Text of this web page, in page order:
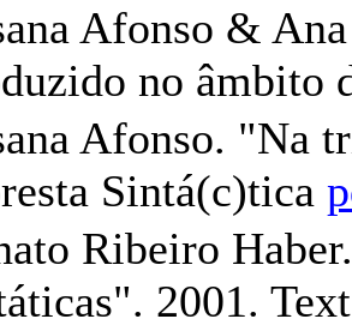
Afonso &
no âmbito
Afonso. "Na
Sintá(c)tica
Ribeiro
2001.